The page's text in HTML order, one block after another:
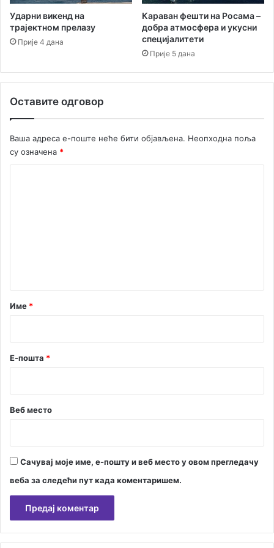
а
а
а
м
е
њ
а
Ударни викенд на
трајектном прелазу
Прије 4 дана
Караван фешти на Росама –
добра атмосфера и укусни
специјалитети
Прије 5 дана
Оставите одговор
Ваша адреса е-поште неће бити објављена. Неопходна поља
су означена *
р
Име *
Е-пошта *
Веб место
Сачувај моје име, е-пошту и веб место у овом прегледачу
веба за следећи пут када коментаришем.